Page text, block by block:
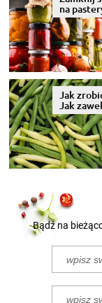
na
Jak
Jak
Bądź na